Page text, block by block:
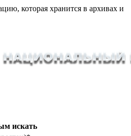
которая хранится в архивах и
искать